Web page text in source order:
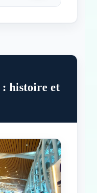
intermedias
histoire et